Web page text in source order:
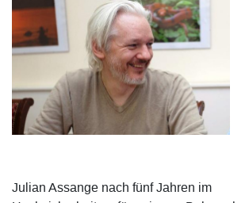
Julian Assange nach fünf Jahren im